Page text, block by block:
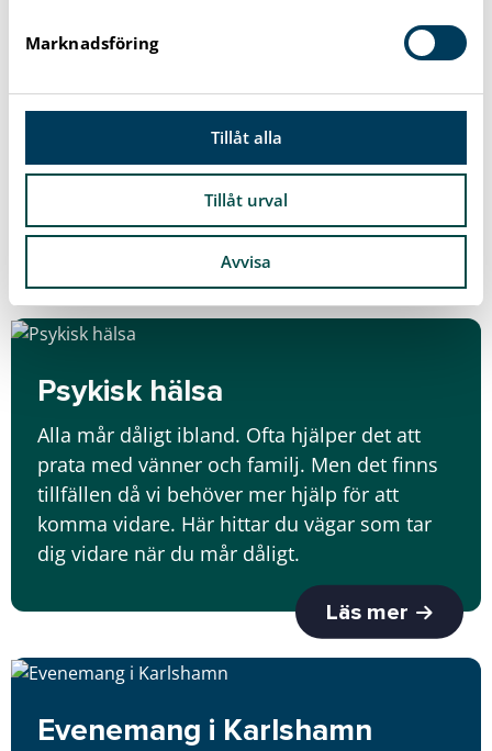
Marknadsföring
Tillåt alla
Tillåt urval
Avvisa
Känns familjelivet lite extra svårt ibland? Du
behöver inte lösa allt själv. Öppenvården
Barn och familj finns här för dig som
någon att prata med om stort och smått i
Psykisk hälsa
Alla mår dåligt ibland. Ofta hjälper det att
prata med vänner och familj. Men det finns
tillfällen då vi behöver mer hjälp för att
komma vidare. Här hittar du vägar som tar
dig vidare när du mår dåligt.
Läs mer
Evenemang i Karlshamn